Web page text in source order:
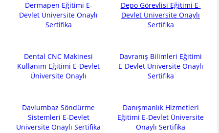
Dermapen Eğitimi E-
Devlet Üniversite Onaylı
Sertifika
Depo Görevlisi Eğitimi E-
Devlet Üniversite Onaylı
Sertifika
Dental CNC Makinesi
Kullanım Eğitimi E-Devlet
Üniversite Onaylı
Davranış Bilimleri Eğitimi
E-Devlet Üniversite Onaylı
Sertifika
Davlumbaz Söndürme
Sistemleri E-Devlet
Üniversite Onaylı Sertifika
Danışmanlık Hizmetleri
Eğitimi E-Devlet Üniversite
Onaylı Sertifika